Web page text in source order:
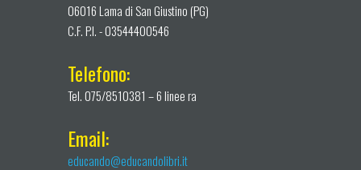
06016 Lama di San Giustino (PG)
C.F. P.I. - 03544400546
Telefono:
Tel. 075/8510381 – 6 linee ra
Email:
educando@educandolibri.it